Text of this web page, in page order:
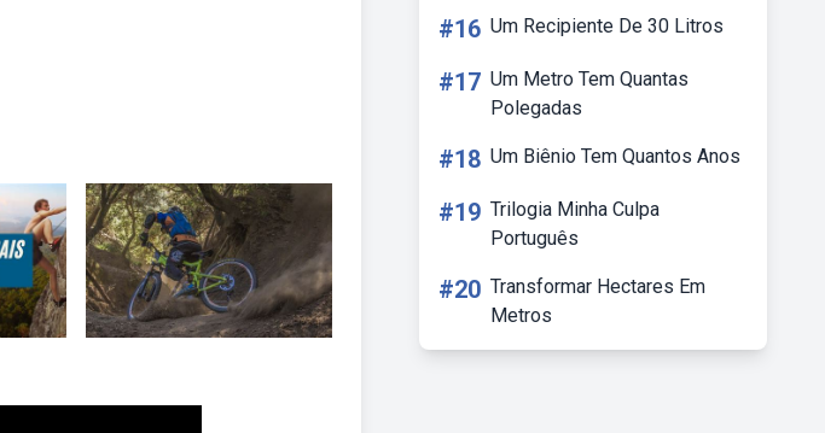
#16 Um Recipiente De 30 Litros
#17 Um Metro Tem Quantas
Polegadas
#18 Um Biênio Tem Quantos Anos
#19 Trilogia Minha Culpa
Português
#20 Transformar Hectares Em
Metros